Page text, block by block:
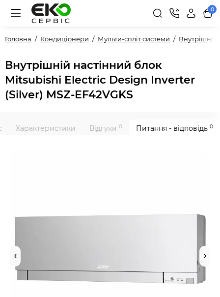
0
Головна Кондиціонери Мульти-спліт системи Внутрішні
Внутрішній настінний блок
Mitsubishi Electric Design Inverter
(Silver) MSZ-EF42VGKS
Характеристики Відгуки 0 Питання - відповідь 0